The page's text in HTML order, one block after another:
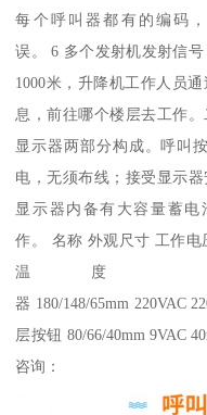
每个呼叫器都有的编码
误。 6 多个发射机发射信
1000米，升降机工作人员
息，前往哪个楼层去工作
显示器两部分构成。呼叫
电，无须布线；接受显示
显示器内备有大容量蓄
作。 名称 外观尺寸 工作
温度
器 180/148/65mm 220VAC
层按钮 80/66/40mm 9VAC
咨询：